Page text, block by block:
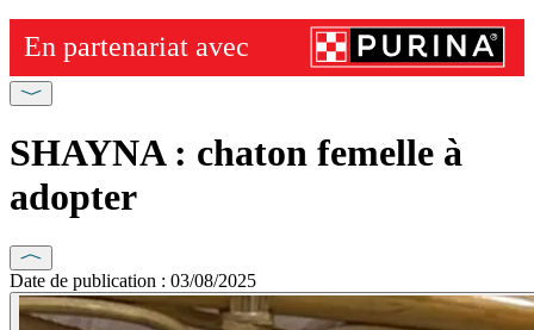
SHAYNA : chaton femelle à
adopter
Date de publication : 03/08/2025